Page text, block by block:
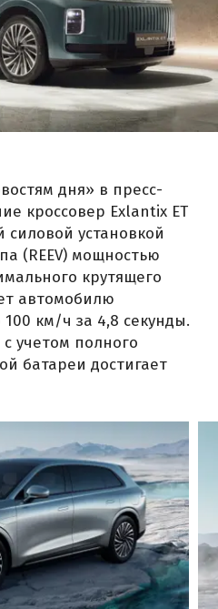
дня» в пресс-
кроссовер Exlantix ET
установкой
(REEV) мощностью
крутящего
автомобилю
100 км/ч за 4,8 секунды.
учетом полного
батареи достигает